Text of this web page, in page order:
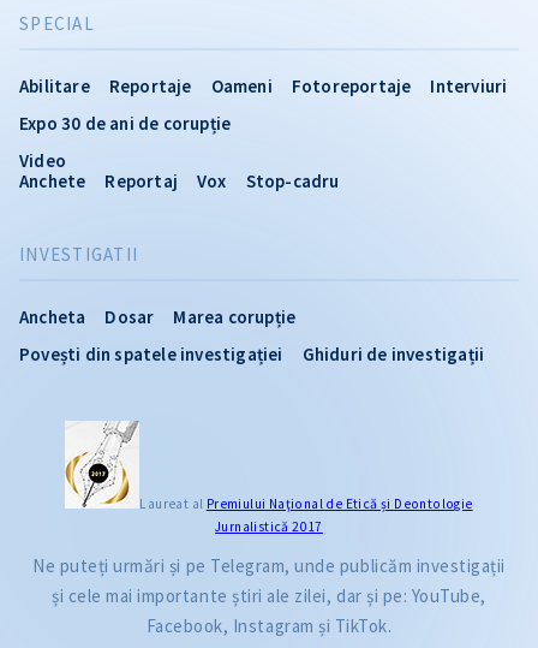
INVESTIGATII
Ancheta Dosar
Marea corupție
Povești din spatele investigației
Ghiduri de investigații
SPECIAL
Abilitare Reportaje Oameni Fotoreportaje
Interviuri
Expo 30 de ani de corupție
Video
Anchete
Reportaj Vox Stop-cadru
Laureat al Premiului Naţional de Etică și Deontologie
Jurnalistică 2017
Ne puteți urmări și pe Telegram, unde publicăm investigații
și cele mai importante știri ale zilei, dar și pe: YouTube,
Facebook, Instagram și TikTok.